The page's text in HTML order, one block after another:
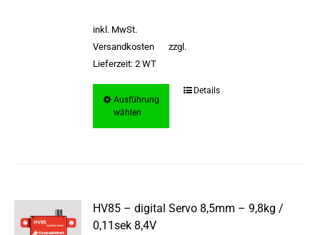
inkl. MwSt.
zzgl.
Versandkosten
Lieferzeit:2 WT
Ausführung
wählen
Dieses
können
Details
HV85 – digital Servo 8,5mm – 9,8kg /
0,11sek 8,4V